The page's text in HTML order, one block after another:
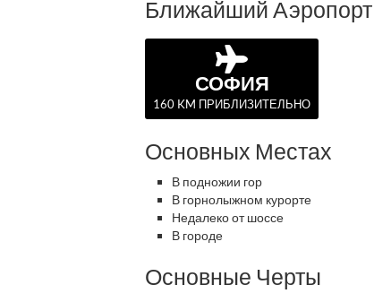
Ближайший Аэропорт
СОФИЯ
160 KM ПРИБЛИЗИТЕЛЬНО
Основных Местах
В подножии гор
В горнолыжном курорте
Недалеко от шоссе
В городе
Основные Черты